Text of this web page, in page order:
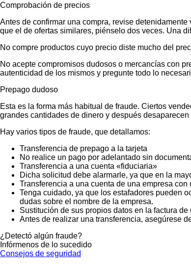
Comprobación de precios
Antes de confirmar una compra, revise
que el de ofertas similares, piénselo dos veces. Una
No compre productos cuyo precio diste mucho del
No acepte compromisos dudosos o mercancías con
autenticidad de los mismos y pregunte todo lo
Prepago dudoso
Esta es la forma más habitual de fraude. Ciertos
grandes cantidades de dinero y después
Hay varios tipos de fraude, que detallamos:
Transferencia de prepago a la tarjeta
No realice un pago por adelantado sin
Transferencia a una cuenta «fiduciaria»
Dicha solicitud debe alarmarle, ya que en la
Transferencia a una cuenta de una empresa con
Tenga cuidado, ya que los estafadores pueden
dudas sobre el nombre de la empresa.
Sustitución de sus propios datos en la factura de
Antes de realizar una transferencia, asegúrese
¿Detectó algún fraude?
Infórmenos de lo sucedido
Consejos de seguridad